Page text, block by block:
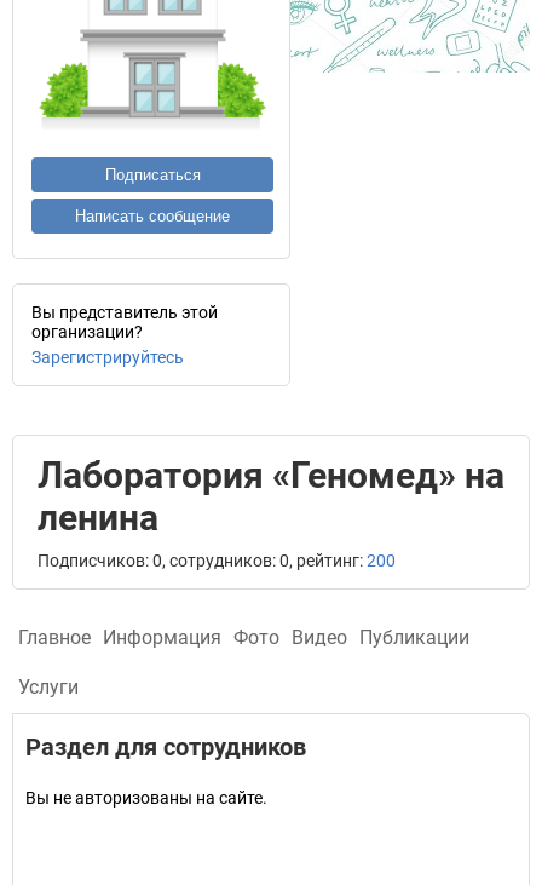
Подписаться
Написать сообщение
Вы представитель этой
организации?
Зарегистрируйтесь
Лаборатория «Геномед» на
ленина
Подписчиков: 0, сотрудников: 0, рейтинг:200
Главное Информация Фото Видео Публикации
Услуги
Раздел для сотрудников
Вы не авторизованы на сайте.